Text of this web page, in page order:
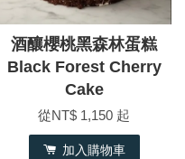
酒釀櫻桃黑森林蛋糕
Black Forest Cherry
Cake
從NT$ 1,150 起
加入購物車